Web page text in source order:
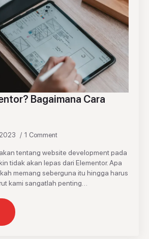
Bagaimana Cara
1 Comment
tentang website development pada
tidak akan lepas dari Elementor. Apa
memang seberguna itu hingga harus
kami sangatlah penting…